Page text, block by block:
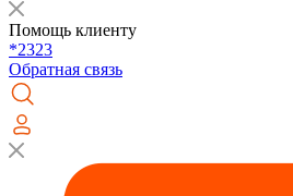
Помощь клиенту
*2323
Обратная связь